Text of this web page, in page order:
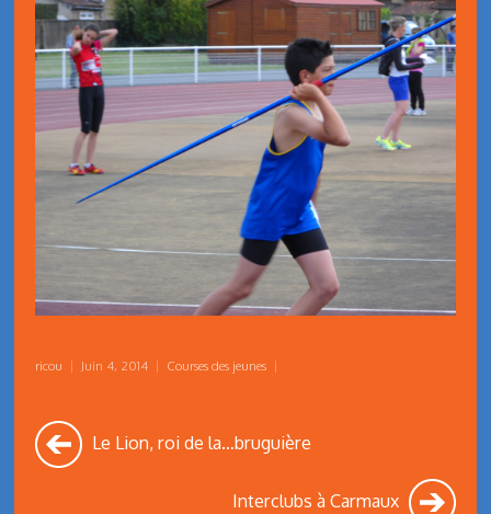
ricou | Juin 4, 2014 | Courses des jeunes |
Le Lion, roi de la…bruguière
Interclubs à Carmaux